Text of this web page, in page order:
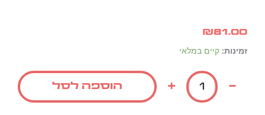
₪81.00
זמינות: קיים במלאי
כמות
סט
משחקי
תחרות
הוספה לסל